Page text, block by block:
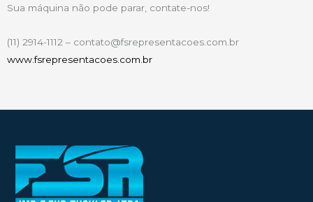
Sua máquina não pode parar, contate-nos!
(11) 2914-1112 – contato@fsrepresentacoes.com.br
www.fsrepresentacoes.com.br